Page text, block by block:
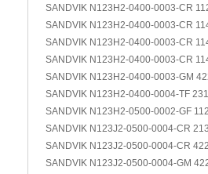
SANDVIK N123H2-0400-0003-CR
SANDVIK N123H2-0400-0003-CR
SANDVIK N123H2-0400-0003-CR
SANDVIK N123H2-0400-0003-CR
SANDVIK N123H2-0400-0003-GM
SANDVIK N123H2-0400-0004-TF
SANDVIK N123H2-0500-0002-GF
SANDVIK N123J2-0500-0004-CR
SANDVIK N123J2-0500-0004-CR
SANDVIK N123J2-0500-0004-GM